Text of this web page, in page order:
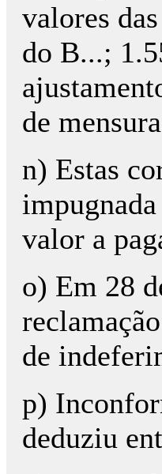
valores
do B...;
de
n) Estas
valor a
o) Em 28
de
p)
deduziu